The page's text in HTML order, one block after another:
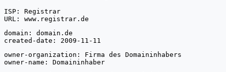
ISP: Registrar
URL: www.registrar.de
domain: domain.de
created-date: 2009-11-11
owner-organization: Firma des Domaininhabers
owner-name: Domaininhaber